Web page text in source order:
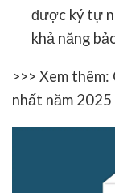
được ký tự
khả năng
>>> Xem
nhất năm 2025